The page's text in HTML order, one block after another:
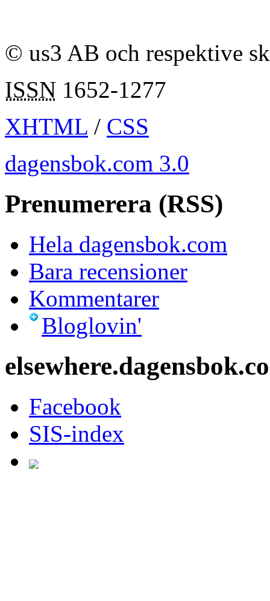
© us3 AB och respektive
ISSN 1652-1277
XHTML / CSS
dagensbok.com 3.0
Prenumerera (RSS)
Hela dagensbok.com
Bara recensioner
Kommentarer
Bloglovin'
Facebook
SIS-index